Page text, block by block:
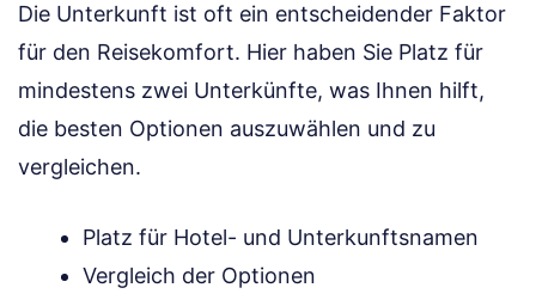
Die Unterkunft ist oft ein entscheidender Faktor
für den Reisekomfort. Hier haben Sie Platz für
mindestens zwei Unterkünfte, was Ihnen hilft,
die besten Optionen auszuwählen und zu
vergleichen.
Platz für Hotel- und Unterkunftsnamen
Vergleich der Optionen